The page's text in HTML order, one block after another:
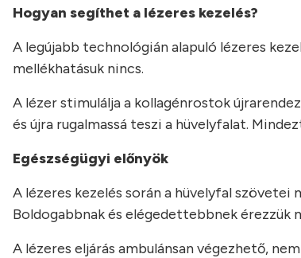
Hogyan segíthet a lézeres kezelés?
A legújabb technológián alapuló lézeres
mellékhatásuk nincs.
A lézer stimulálja a kollagénrostok
és újra rugalmassá teszi a hüvelyfalat.
Egészségügyi előnyök
A lézeres kezelés során a hüvelyfal szövetei
Boldogabbnak és elégedettebbnek érezzük
A lézeres eljárás ambulánsan végezhető,